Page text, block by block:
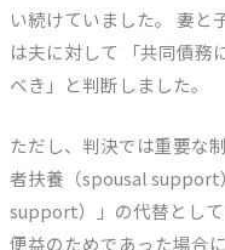
い続けていました。 妻と
は夫に対して 「共同債務
べき」と判断しました。
ただし、判決では重要な
者扶養（spousal
support）」の代替とし
便益のためであった場合